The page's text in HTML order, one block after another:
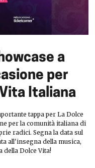
a
per
Italiana
tappa per La Dolce
per la comunità italiana di
radici. Segna la data sul
all'insegna della musica,
della Dolce Vita!